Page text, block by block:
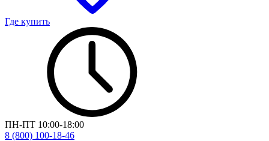
Где купить
ПН-ПТ 10:00-18:00
8 (800) 100-18-46